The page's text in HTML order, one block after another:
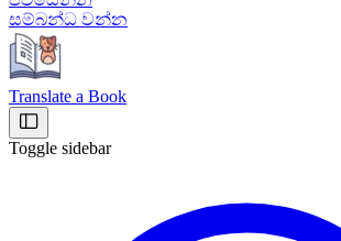
සම්බන්ධ වන්න
Translate a Book
Toggle sidebar